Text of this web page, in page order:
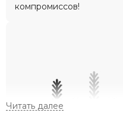
компромиссов!